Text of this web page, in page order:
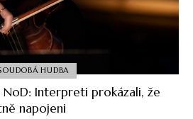
HUDBA
NoD: Interpreti prokázali, že
napojeni